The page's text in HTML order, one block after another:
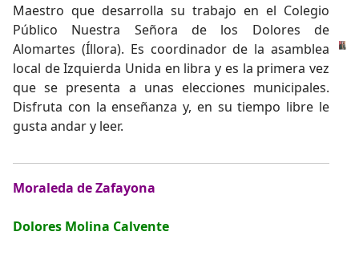
Maestro que desarrolla su trabajo en el Colegio
Público Nuestra Señora de los Dolores de
Alomartes (Íllora). Es coordinador de la asamblea
local de Izquierda Unida en libra y es la primera vez
que se presenta a unas elecciones municipales.
Disfruta con la enseñanza y, en su tiempo libre le
gusta andar y leer.
Moraleda de Zafayona
Dolores Molina Calvente